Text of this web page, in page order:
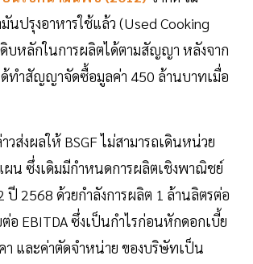
นปรุงอาหารใช้แล้ว (Used Cooking
บหลักในการผลิตได้ตามสัญญา หลังจาก
ทำสัญญาจัดซื้อมูลค่า 450 ล้านบาทเมื่อ
ส่งผลให้ BSGF ไม่สามารถเดินหน่วย
ผน ซึ่งเดิมมีกำหนดการผลิตเชิงพาณิชย์
ปี 2568 ด้วยกำลังการผลิต 1 ล้านลิตรต่อ
อ EBITDA ซึ่งเป็นกำไรก่อนหักดอกเบี้ย
า และค่าตัดจำหน่าย ของบริษัทเป็น